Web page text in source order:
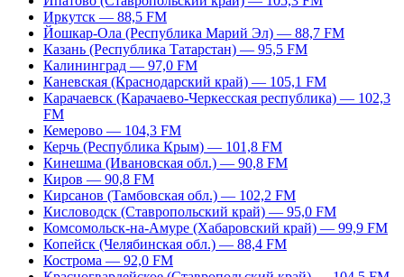
Иркутск — 88,5 FM
Йошкар-Ола (Республика Марий Эл) — 88,7 FM
Казань (Республика Татарстан) — 95,5 FM
Калининград — 97,0 FM
Каневская (Краснодарский край) — 105,1 FM
Карачаевск (Карачаево-Черкесская республика) — 102,3
FM
Кемерово — 104,3 FM
Керчь (Республика Крым) — 101,8 FM
Кинешма (Ивановская обл.) — 90,8 FM
Киров — 90,8 FM
Кирсанов (Тамбовская обл.) — 102,2 FM
Кисловодск (Ставропольский край) — 95,0 FM
Комсомольск-на-Амуре (Хабаровский край) — 99,9 FM
Копейск (Челябинская обл.) — 88,4 FM
Кострома — 92,0 FM